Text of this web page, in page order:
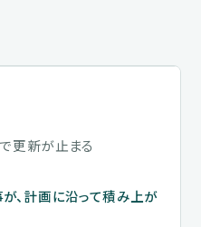
更新が止まる
、計画に沿って積み上が